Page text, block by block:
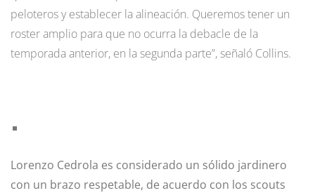
peloteros y establecer la alineación. Queremos tener un
roster amplio para que no ocurra la debacle de la
temporada anterior, en la segunda parte”, señaló Collins.
Lorenzo Cedrola es considerado un sólido jardinero
con un brazo respetable, de acuerdo con los scouts